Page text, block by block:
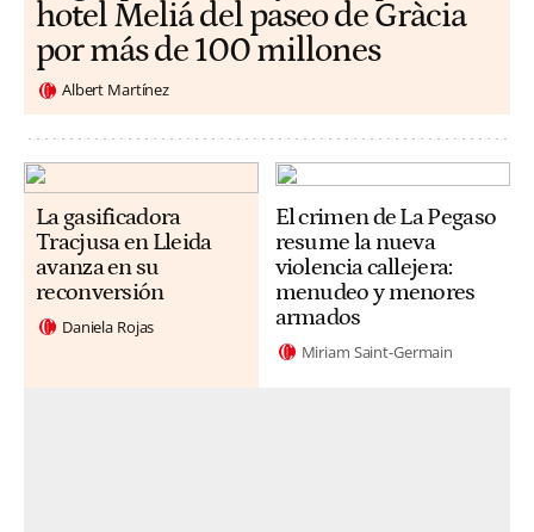
hotel Meliá del paseo de Gràcia
por más de 100 millones
Albert Martínez
La gasificadora
Tracjusa en Lleida
avanza en su
reconversión
Daniela Rojas
El crimen de La Pegaso
resume la nueva
violencia callejera:
menudeo y menores
armados
Miriam Saint-Germain